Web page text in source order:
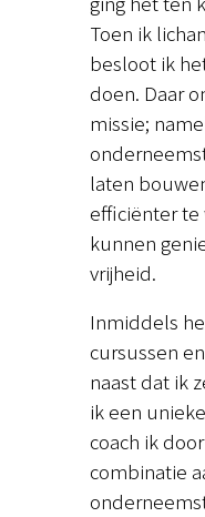
Toen ik
besloot ik
doen. Daar
missie;
laten
efficiënter te
kunnen
vrijheid.
Inmiddels
cursussen
naast dat ik
ik een
coach ik
combinatie